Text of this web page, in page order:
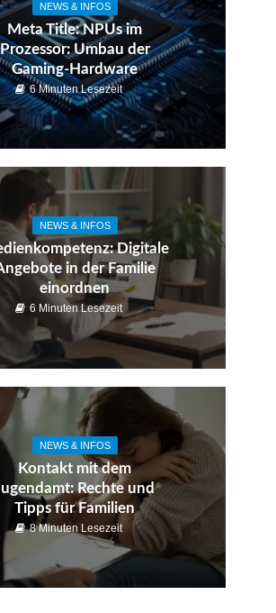
NEWS & INFOS
Meta Title: NPUs im
Prozessor: Umbau der
Gaming-Hardware
6 Minuten Lesezeit
NEWS & INFOS
Digitale
in der Familie
einordnen
6 Minuten Lesezeit
NEWS & INFOS
Kontakt mit dem
Rechte und
Tipps für Familien
8 Minuten Lesezeit